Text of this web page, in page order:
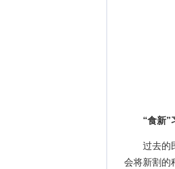
“食新”
过去的民
会将新割的